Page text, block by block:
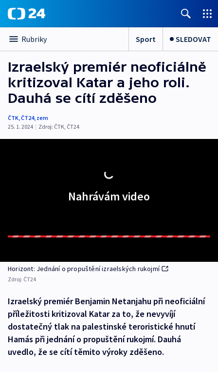
Rubriky Sport SLEDOVAT
Izraelský premiér neoficiálně
kritizoval Katar a jeho roli.
Dauhá se cítí zděšeno
ČTK,ČT24, zem
25. 1. 2024 | Zdroj: ČTK, ČT24
Nahrávám video
Horizont: Jednání o propuštění izraelských rukojmí
Zdroj: ČT24
Izraelský premiér Benjamin Netanjahu při neoficiální
příležitosti kritizoval Katar za to, že nevyvíjí
dostatečný tlak na palestinské teroristické hnutí
Hamás při jednání o propuštění rukojmí. Dauhá
uvedlo, že se cítí těmito výroky zděšeno.